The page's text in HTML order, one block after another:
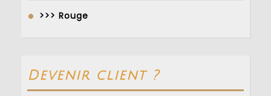
>>> Rouge
Devenir client ?